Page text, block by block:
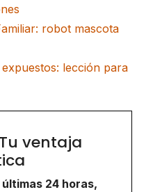
robot mascota
lección para
ventaja
24 horas,